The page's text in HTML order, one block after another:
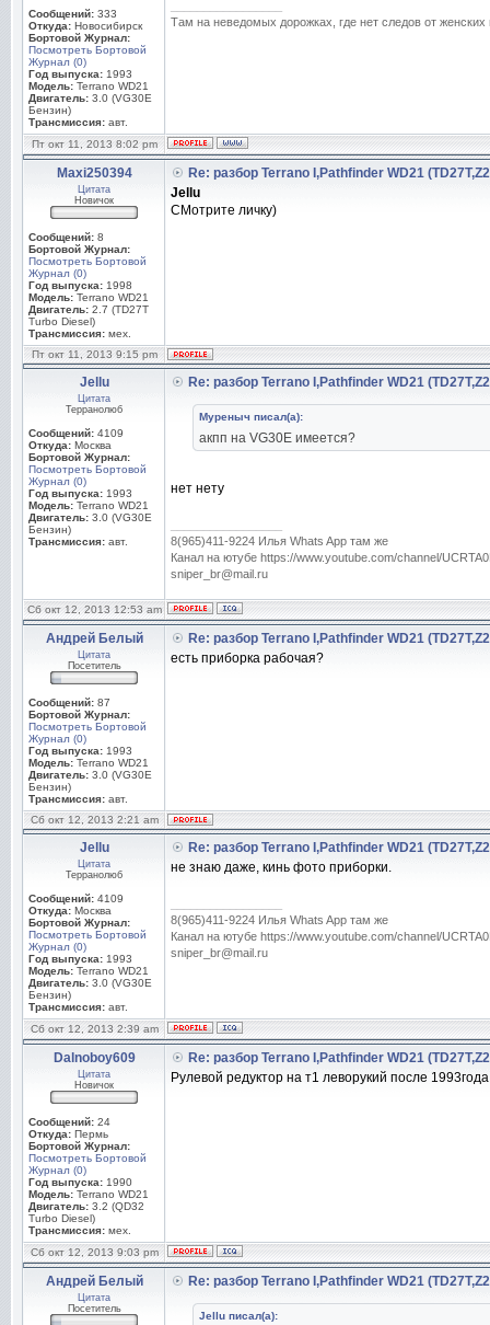
Сообщений: 333
Откуда: Новосибирск
Бортовой Журнал:
Посмотреть Бортовой
Журнал (0)
Год выпуска: 1993
Модель: Terrano WD21
Двигатель: 3.0 (VG30E
Бензин)
Трансмиссия: авт.
Там на неведомых дорожках, где нет следов от
Пт окт 11, 2013 8:02 pm
Maxi250394
Цитата
Новичок
Сообщений: 8
Бортовой Журнал:
Посмотреть Бортовой
Журнал (0)
Год выпуска: 1998
Модель: Terrano WD21
Двигатель: 2.7 (TD27T
Turbo Diesel)
Трансмиссия: мех.
Re: разбор Terrano I,Pathfinder WD21
Jellu
СМотрите личку)
Пт окт 11, 2013 9:15 pm
Jellu
Цитата
Терранолюб
Сообщений: 4109
Откуда: Москва
Бортовой Журнал:
Посмотреть Бортовой
Журнал (0)
Год выпуска: 1993
Модель: Terrano WD21
Двигатель: 3.0 (VG30E
Бензин)
Трансмиссия: авт.
Re: разбор Terrano I,Pathfinder WD21
Муреныч писал(а):
акпп на VG30E имеется?
нет нету
8(965)411-9224 Илья Whats App там же
Канал на ютубе https://www.youtube.com/channel/
sniper_br@mail.ru
Сб окт 12, 2013 12:53 am
Андрей Белый
Цитата
Посетитель
Сообщений: 87
Бортовой Журнал:
Посмотреть Бортовой
Журнал (0)
Год выпуска: 1993
Модель: Terrano WD21
Двигатель: 3.0 (VG30E
Бензин)
Трансмиссия: авт.
Re: разбор Terrano I,Pathfinder WD21
есть приборка рабочая?
Сб окт 12, 2013 2:21 am
Jellu
Цитата
Терранолюб
Сообщений: 4109
Откуда: Москва
Бортовой Журнал:
Посмотреть Бортовой
Журнал (0)
Год выпуска: 1993
Модель: Terrano WD21
Двигатель: 3.0 (VG30E
Бензин)
Трансмиссия: авт.
Re: разбор Terrano I,Pathfinder WD21
не знаю даже, кинь фото приборки.
8(965)411-9224 Илья Whats App там же
Канал на ютубе https://www.youtube.com/channel/
sniper_br@mail.ru
Сб окт 12, 2013 2:39 am
Dalnoboy609
Цитата
Новичок
Сообщений: 24
Откуда: Пермь
Бортовой Журнал:
Посмотреть Бортовой
Журнал (0)
Год выпуска: 1990
Модель: Terrano WD21
Двигатель: 3.2 (QD32
Turbo Diesel)
Трансмиссия: мех.
Re: разбор Terrano I,Pathfinder WD21
Рулевой редуктор на т1 леворукий после
Сб окт 12, 2013 9:03 pm
Андрей Белый
Цитата
Посетитель
Re: разбор Terrano I,Pathfinder WD21
Jellu писал(а):